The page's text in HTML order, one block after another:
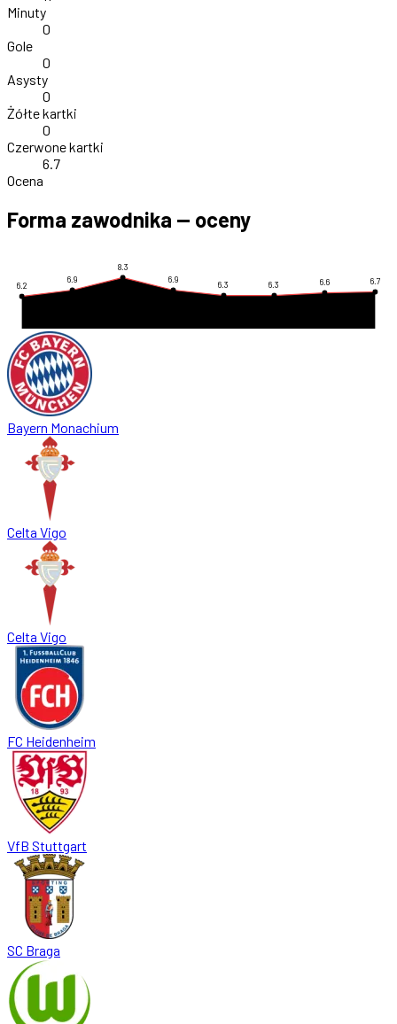
Minuty
0
Gole
0
Asysty
0
Żółte kartki
0
Czerwone kartki
6.7
Ocena
Forma zawodnika — oceny
6.2
6.9
8.3
6.9
6.3 6.3 6.6 6.7
Bayern Monachium
Celta Vigo
Celta Vigo
FC Heidenheim
VfB Stuttgart
SC Braga